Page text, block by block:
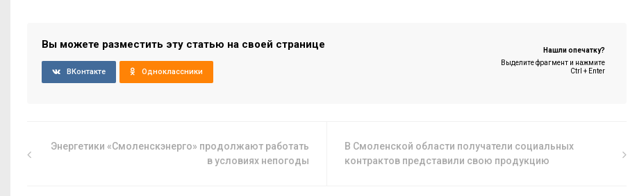
Вы можете разместить эту статью на своей странице
ВКонтакте Одноклассники
Нашли опечатку?
Выделите фрагмент и нажмите
Ctrl + Enter
Энергетики «Смоленскэнерго» продолжают работать
в условиях непогоды
В Смоленской области получатели социальных
контрактов представили свою продукцию